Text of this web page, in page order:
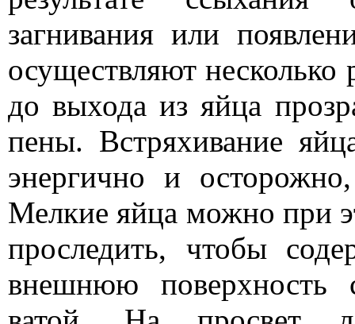
загнивания или
осуществляют
до выхода из яйца
пены. Встряхивание
энергично и
Мелкие яйца можно при
проследить, чтобы
внешнюю поверхность